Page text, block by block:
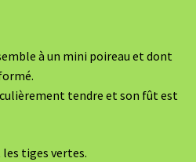
à un mini poireau et dont
tendre et son fût est
tiges vertes.